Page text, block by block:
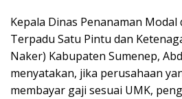
Kepala Dinas Penanaman Modal
Terpadu Satu Pintu dan
Naker) Kabupaten Sumenep,
menyatakan, jika perusahaan
membayar gaji sesuai UMK,